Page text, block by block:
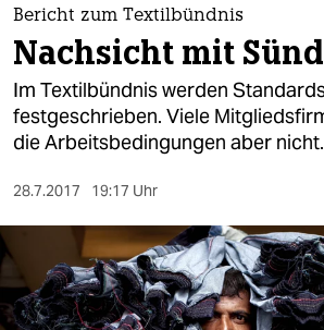
themen
politik
öko
sport
berlin
Bericht zum Textilbündnis
Nachsicht mit
Im Textilbündnis werden
festgeschrieben. Viele
die Arbeitsbedingungen aber nicht.
28.7.2017 19:17 Uhr